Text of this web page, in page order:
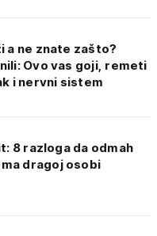
a ne znate zašto?
Ovo vas goji, remeti
i nervni sistem
8 razloga da odmah
dragoj osobi